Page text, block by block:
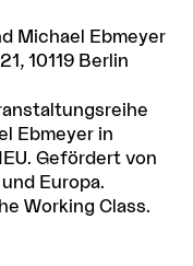
Michael Ebmeyer
10119 Berlin
Ebmeyer in
Gefördert von
Europa.
Working Class.